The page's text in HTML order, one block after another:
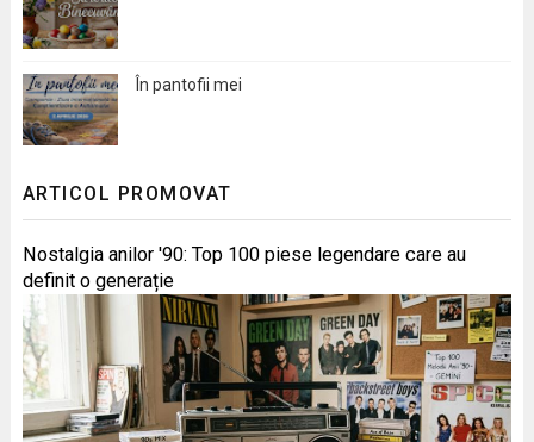
În pantofii mei
ARTICOL PROMOVAT
Nostalgia anilor '90: Top 100 piese legendare care au
definit o generație